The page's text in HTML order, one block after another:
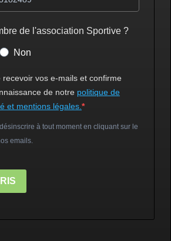
de l'association Sportive ?
Non
recevoir vos e-mails et confirme
de notre politique de
et mentions légales.
à tout moment en cliquant sur le
emails.